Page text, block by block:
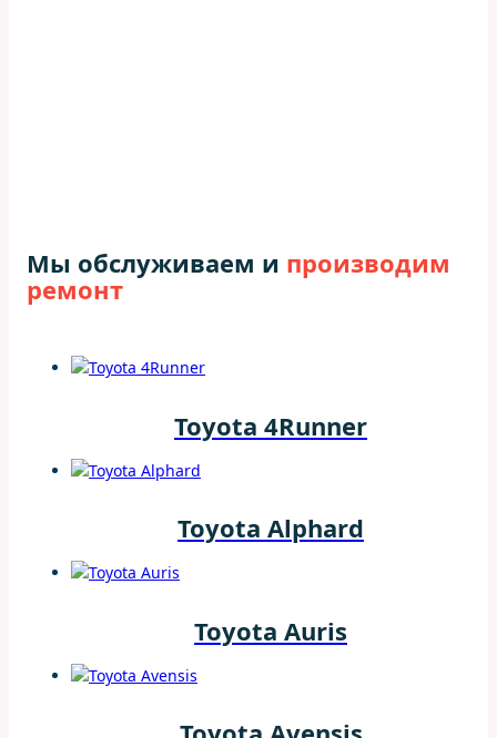
Мы обслуживаем и производим
ремонт
Toyota 4Runner
Toyota Alphard
Toyota Auris